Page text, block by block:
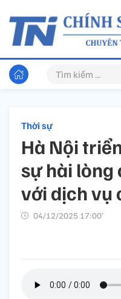
Thời sự
Hà Nội
sự hài lòng
với dịch vụ
04/12/2025 17:00’